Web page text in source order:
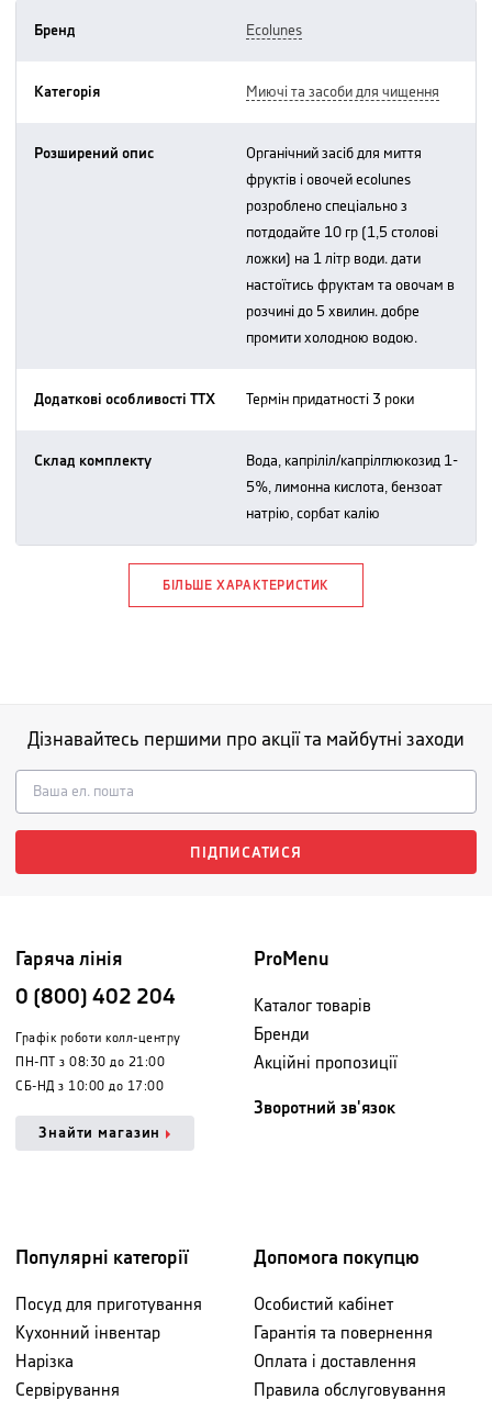
Бренд ecolunes
Категорія миючі та засоби для чищення
Розширений опис
органічний засіб для миття
фруктів і овочей ecolunes
розроблено спеціально з
потдодайте 10 гр (1,5 столові
ложки) на 1 літр води. дати
настоїтись фруктам та овочам в
розчині до 5 хвилин. добре
промити холодною водою.
Додаткові особливості ТТХ термін придатності 3 роки
Склад комплекту
вода, капріліл/капрілглюкозид 1-
5%, лимонна кислота, бензоат
натрію, сорбат калію
БІЛЬШЕ ХАРАКТЕРИСТИК
Дізнавайтесь першими про акції та майбутні заходи
ПІДПИСАТИСЯ
Гаряча лінія
0 (800) 402 204
Графік роботи колл-центру
ПН-ПТ з 08:30 до 21:00
СБ-НД з 10:00 до 17:00
Знайти магазин
ProMenu
Каталог товарів
Бренди
Акційні пропозиції
Зворотний зв'язок
Популярні категорії
Посуд для приготування
Кухонний інвентар
Нарізка
Сервірування
Допомога покупцю
Особистий кабінет
Гарантія та повернення
Оплата і доставлення
Правила обслуговування